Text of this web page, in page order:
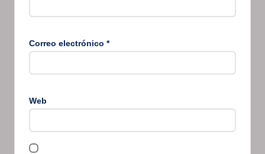
Correo electrónico *
Web